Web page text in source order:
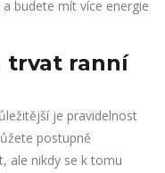
budete mít více energie
trvat ranní
je pravidelnost
postupně
ale nikdy se k tomu